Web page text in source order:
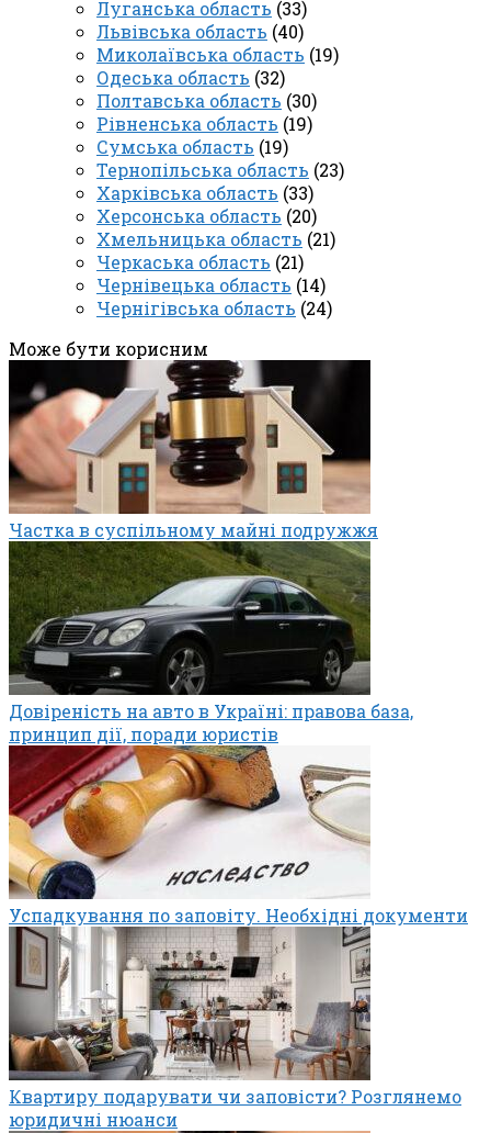
Луганська область (33)
Львівська область (40)
Миколаївська область (19)
Одеська область (32)
Полтавська область (30)
Рівненська область (19)
Сумська область (19)
Тернопільська область (23)
Харківська область (33)
Херсонська область (20)
Хмельницька область (21)
Черкаська область (21)
Чернівецька область (14)
Чернігівська область (24)
Може бути корисним
Частка в суспільному майні подружжя
Довіреність на авто в Україні: правова база,
принцип дії, поради юристів
Успадкування по заповіту. Необхідні документи
Квартиру подарувати чи заповісти? Розглянемо
юридичні нюанси